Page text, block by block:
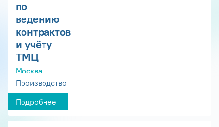
по
ведению
контрактов
и учёту
ТМЦ
Москва
Производство
Подробнее